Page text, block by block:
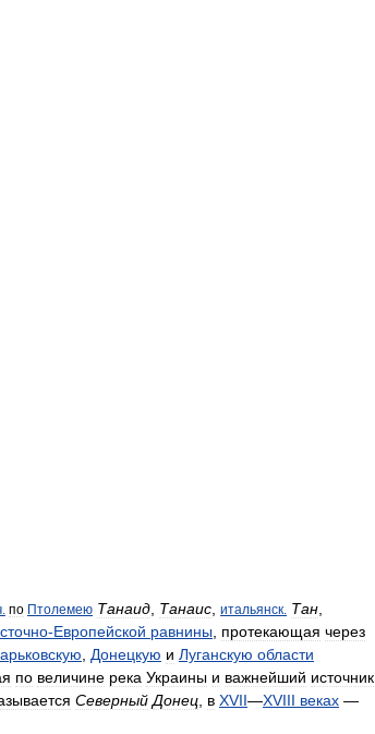
по Птолемею Танаид Танаис итальянск Тан
-Европейской равнины протекающая через
Донецкую и Луганскую области
по величине река Украины и важнейший источник
Северный Донец в XVII—XVIII веках —